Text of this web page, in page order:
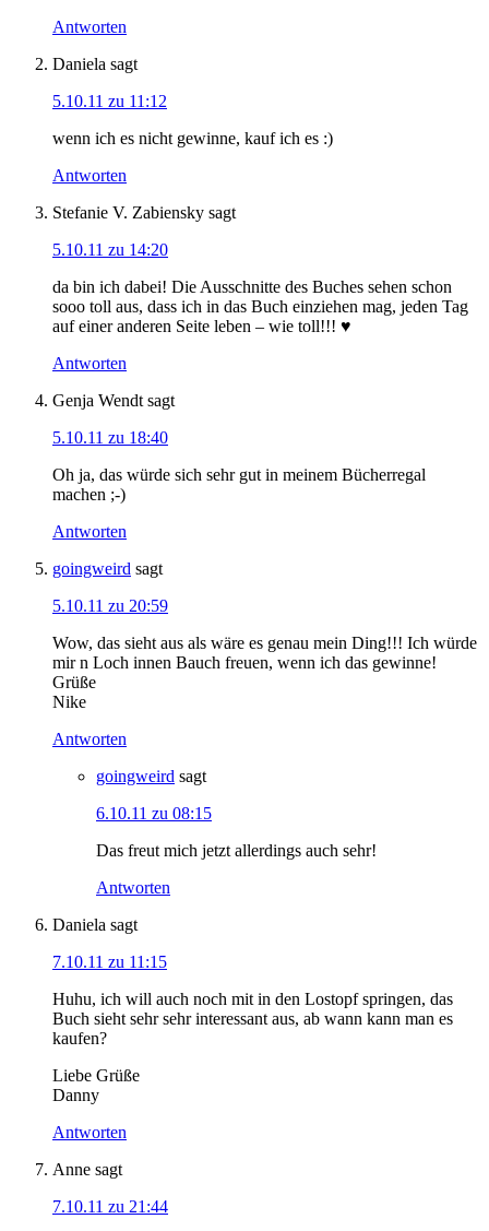
Antworten
Daniela sagt
5.10.11 zu 11:12
wenn ich es nicht gewinne, kauf ich es :)
Antworten
Stefanie V. Zabiensky sagt
5.10.11 zu 14:20
da bin ich dabei! Die Ausschnitte des Buches sehen schon
sooo toll aus, dass ich in das Buch einziehen mag, jeden Tag
auf einer anderen Seite leben – wie toll!!! ♥
Antworten
Genja Wendt sagt
5.10.11 zu 18:40
Oh ja, das würde sich sehr gut in meinem Bücherregal
machen ;-)
Antworten
goingweird sagt
5.10.11 zu 20:59
Wow, das sieht aus als wäre es genau mein Ding!!! Ich würde
mir n Loch innen Bauch freuen, wenn ich das gewinne!
Grüße
Nike
Antworten
goingweird sagt
6.10.11 zu 08:15
Das freut mich jetzt allerdings auch sehr!
Antworten
Daniela sagt
7.10.11 zu 11:15
Huhu, ich will auch noch mit in den Lostopf springen, das
Buch sieht sehr sehr interessant aus, ab wann kann man es
kaufen?
Liebe Grüße
Danny
Antworten
Anne sagt
7.10.11 zu 21:44